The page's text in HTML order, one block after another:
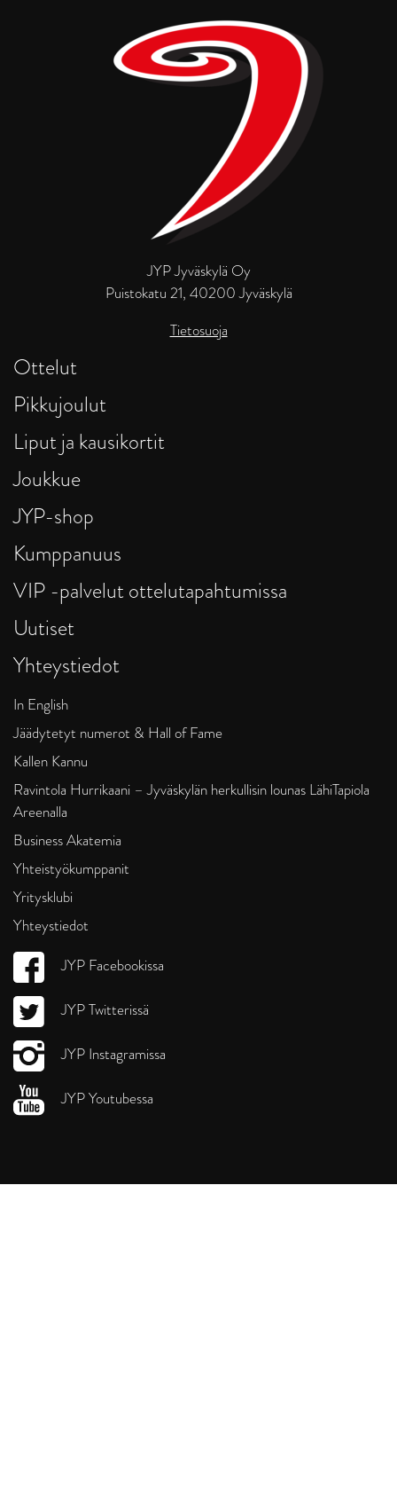
JYP Jyväskylä Oy
Puistokatu 21, 40200 Jyväskylä
Tietosuoja
Ottelut
Pikkujoulut
Liput ja kausikortit
Joukkue
JYP-shop
Kumppanuus
VIP -palvelut ottelutapahtumissa
Uutiset
Yhteystiedot
In English
Jäädytetyt numerot & Hall of Fame
Kallen Kannu
Ravintola Hurrikaani – Jyväskylän herkullisin lounas LähiTapiola
Areenalla
Business Akatemia
Yhteistyökumppanit
Yritysklubi
Yhteystiedot
JYP Facebookissa
JYP Twitterissä
JYP Instagramissa
JYP Youtubessa